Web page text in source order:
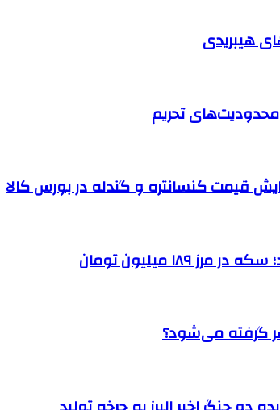
هیبریدی
محدودیت‌های تحریم
قیمت کنسانتره و گندله در بورس کالا
میلیون تومان
گرفته می‌شود؟